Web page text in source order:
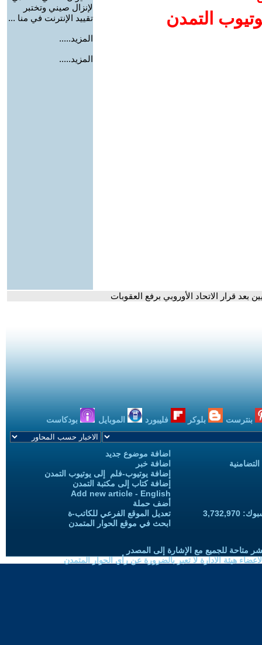
التمدن
لإنزال صيني وتختبر
تقييد الإنترنت في منا ...
المزيد.....
المزيد.....
بعد قرار الاتحاد الأوروبي برفع العقوبات
بنترست بلوكر فليبورد الموبايل بودكاست
اضافة موضوع جديد
اضافة خبر
إضافة يوتيوب-فلم إلى يوتيوب التمدن
إضافة كتاب إلى مكتبة التمدن
Add new article - English
أضف حملة
تعديل الموقع الفرعي للكاتب-ة
ابحث في موقع الحوار المتمدن
متاحة للجميع مع الإشارة إلى المصدر
هيئة الادارة لا تعبر بالضرورة عن رأي الحوار المتمدن